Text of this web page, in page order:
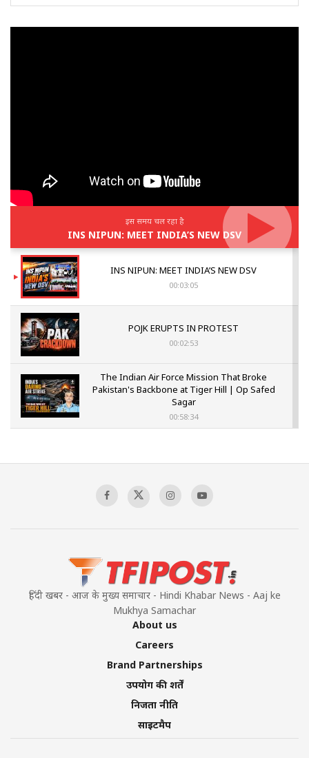
इस समय चल रहा है
INS NIPUN: MEET INDIA’S NEW DSV
INS NIPUN: MEET INDIA’S NEW DSV
00:03:05
POJK ERUPTS IN PROTEST
00:02:53
The Indian Air Force Mission That Broke
Pakistan's Backbone at Tiger Hill | Op Safed
Sagar
00:58:34
हिंदी खबर - आज के मुख्य समाचार - Hindi Khabar News - Aaj ke
Mukhya Samachar
About us
Careers
Brand Partnerships
उपयोग की शर्तें
निजता नीति
साइटमैप